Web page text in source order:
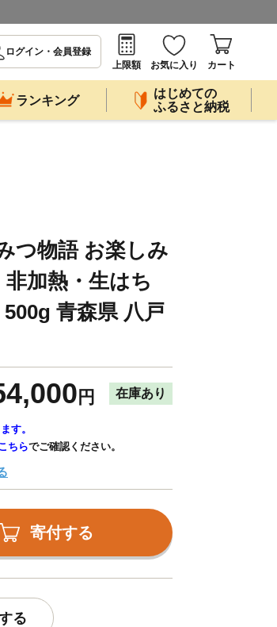
ログイン・会員登録
上限額
お気に入り カート
ランキング
はじめての
ふるさと納税
つ物語 お楽しみ
加熱・生はち
青森県 八戸
円 在庫あり
す。
ちらでご確認ください。
寄付する
る